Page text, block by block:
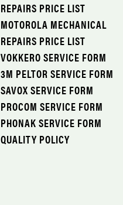
REPAIRS PRICE LIST
MOTOROLA MECHANICAL
REPAIRS PRICE LIST
VOKKERO SERVICE FORM
3M PELTOR SERVICE FORM
SAVOX SERVICE FORM
PROCOM SERVICE FORM
PHONAK SERVICE FORM
QUALITY POLICY